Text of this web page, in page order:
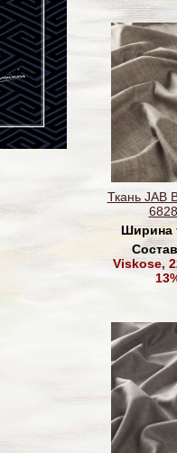
Ткань JAB
Ширина
Viskose,